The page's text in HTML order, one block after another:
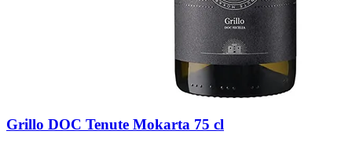
Grillo DOC Tenute Mokarta 75 cl